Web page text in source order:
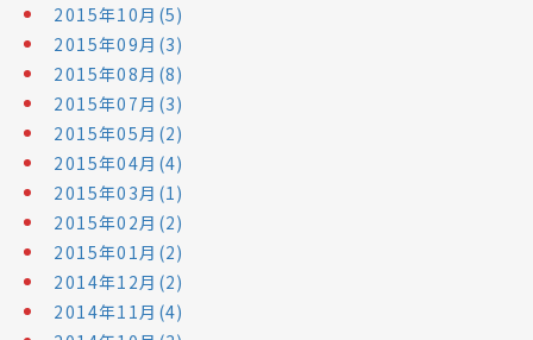
2015年10月(5)
2015年09月(3)
2015年08月(8)
2015年07月(3)
2015年05月(2)
2015年04月(4)
2015年03月(1)
2015年02月(2)
2015年01月(2)
2014年12月(2)
2014年11月(4)